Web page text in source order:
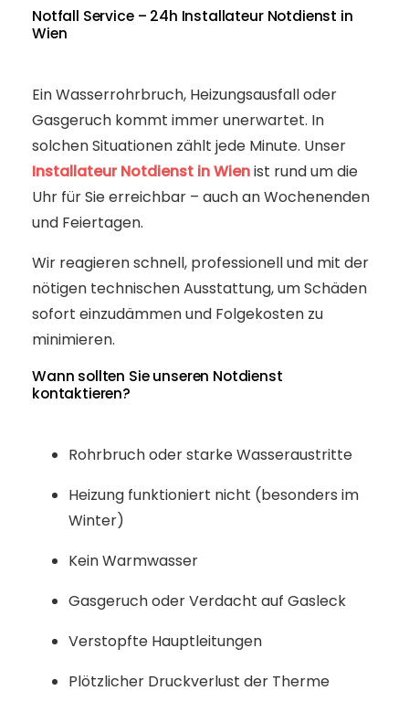
Notfall Service – 24h Installateur Notdienst in
Wien
Ein Wasserrohrbruch, Heizungsausfall oder
Gasgeruch kommt immer unerwartet. In
solchen Situationen zählt jede Minute. Unser
Installateur Notdienst in Wienist rund um die
Uhr für Sie erreichbar – auch an Wochenenden
und Feiertagen.
Wir reagieren schnell, professionell und mit der
nötigen technischen Ausstattung, um Schäden
sofort einzudämmen und Folgekosten zu
minimieren.
Wann sollten Sie unseren Notdienst
kontaktieren?
Rohrbruch oder starke Wasseraustritte
Heizung funktioniert nicht (besonders im
Winter)
Kein Warmwasser
Gasgeruch oder Verdacht auf Gasleck
Verstopfte Hauptleitungen
Plötzlicher Druckverlust der Therme